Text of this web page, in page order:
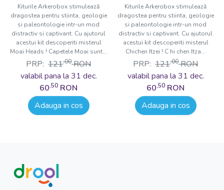
Kiturile Arkerobox stimulează
dragostea pentru stiinta, geologie
si paleontologie intr-un mod
distractiv si captivant. Cu ajutorul
acestui kit descoperiti misterul
Moai Heads ! Capetele Moai sunt...
PRP: 121,00 RON
valabil pana la 31 dec.
60,50 RON
Adauga in cos
Kiturile Arkerobox stimulează
dragostea pentru stiinta, geologie
si paleontologie intr-un mod
distractiv si captivant. Cu ajutorul
acestui kit descoperiti misterul
Chichen Itzei ! C hi chen Itza...
PRP: 121,00 RON
valabil pana la 31 dec.
60,50 RON
Adauga in cos